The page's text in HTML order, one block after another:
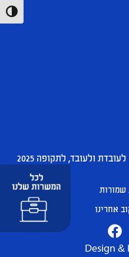
ולעובד, לתקופה 2025
שמורות
אחרינו
Design &